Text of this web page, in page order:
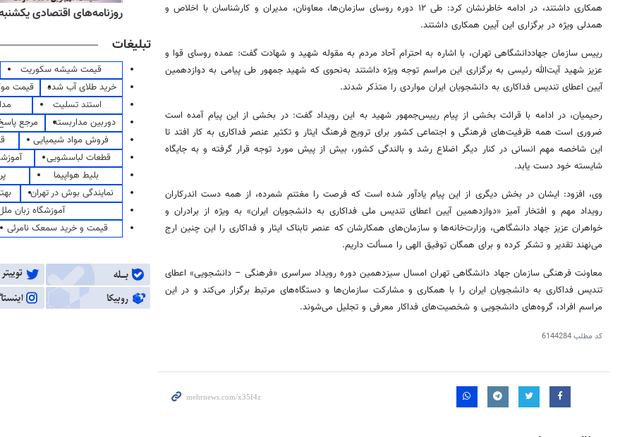
همکاری داشتند، در ادامه خاطرنشان کرد: طی ۱۲ دوره روسای سازمان‌ها، معاونان، مدیران و کارشناسان با اخلاص و
همدلی ویژه در برگزاری این آیین همکاری داشتند.
رییس سازمان جهاددانشگاهی تهران، با اشاره به احترام آحاد مردم به مقوله شهید و شهادت گفت: عمده روسای قوا و
عزیز شهید آیت‌الله رئیسی به برگزاری این مراسم توجه ویژه داشتند به‌نحوی که شهید جمهور طی پیامی به دوازدهمین
آیین اعطای تندیس فداکاری به دانشجویان ایران مواردی را متذکر شدند.
رحیمیان، در ادامه با قرائت بخشی از پیام رییس‌جمهور شهید به این رویداد گفت: در بخشی از این پیام آمده است
ضروری است همه ظرفیت‌های فرهنگی و اجتماعی کشور برای ترویج فرهنگ ایثار و تکثیر عنصر فداکاری به کار افتد تا
این شاخصه مهم انسانی در کنار دیگر اضلاع رشد و بالندگی کشور، بیش از پیش مورد توجه قرار گرفته و به جایگاه
شایسته خود دست یابد.
وی، افزود: ایشان در بخش دیگری از این پیام یادآور شده است که فرصت را مغتنم شمرده، از همه دست اندرکاران
رویداد مهم و افتخار آمیز «دوازدهمین آیین اعطای تندیس ملی فداکاری به دانشجویان ایران» به ویژه از برادران و
خواهران عزیز جهاد دانشگاهی، وزارت‌خانه‌ها و سازمان‌های همکارشان که عنصر تابناک ایثار و فداکاری را این چنین ارج
می‌نهند تقدیر و تشکر کرده و برای همگان توفیق الهی را مسألت داریم.
معاونت فرهنگی سازمان جهاد دانشگاهی تهران امسال سیزدهمین دوره رویداد سراسری «فرهنگی – دانشجویی» اعطای
تندیس فداکاری به دانشجویان ایران را با همکاری و مشارکت سازمان‌ها و دستگاه‌های مرتبط برگزار می‌کند و در این
مراسم افراد، گروه‌های دانشجویی و شخصیت‌های فداکار معرفی و تجلیل می‌شوند.
کد مطلب6144284
روزنامه‌های ورزشی شنبه ۱۷ مرداد ۱۴۰۵ روزنامه‌های ورزشی یکشنبه ۱۸ مرداد ۱۴۰۵ روزنامه‌های اقتصادی یکشنبه ۱۸ مرداد
تبلیغات
قیمت شیشه سکوریت
خرید طلای آب شده
قیمت
استند تسلیت
دوربین مداربسته
مرجع
فروش مواد شیمیایی
قطعات لباسشویی
بلیط هواپیما
نمایندگی بوش در تهران
آموزشگاه زبان
قیمت و خرید سمعک نامرئی